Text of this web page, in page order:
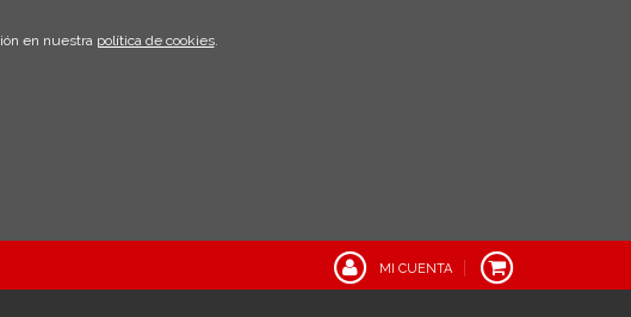
en nuestra política de cookies.
MI CUENTA